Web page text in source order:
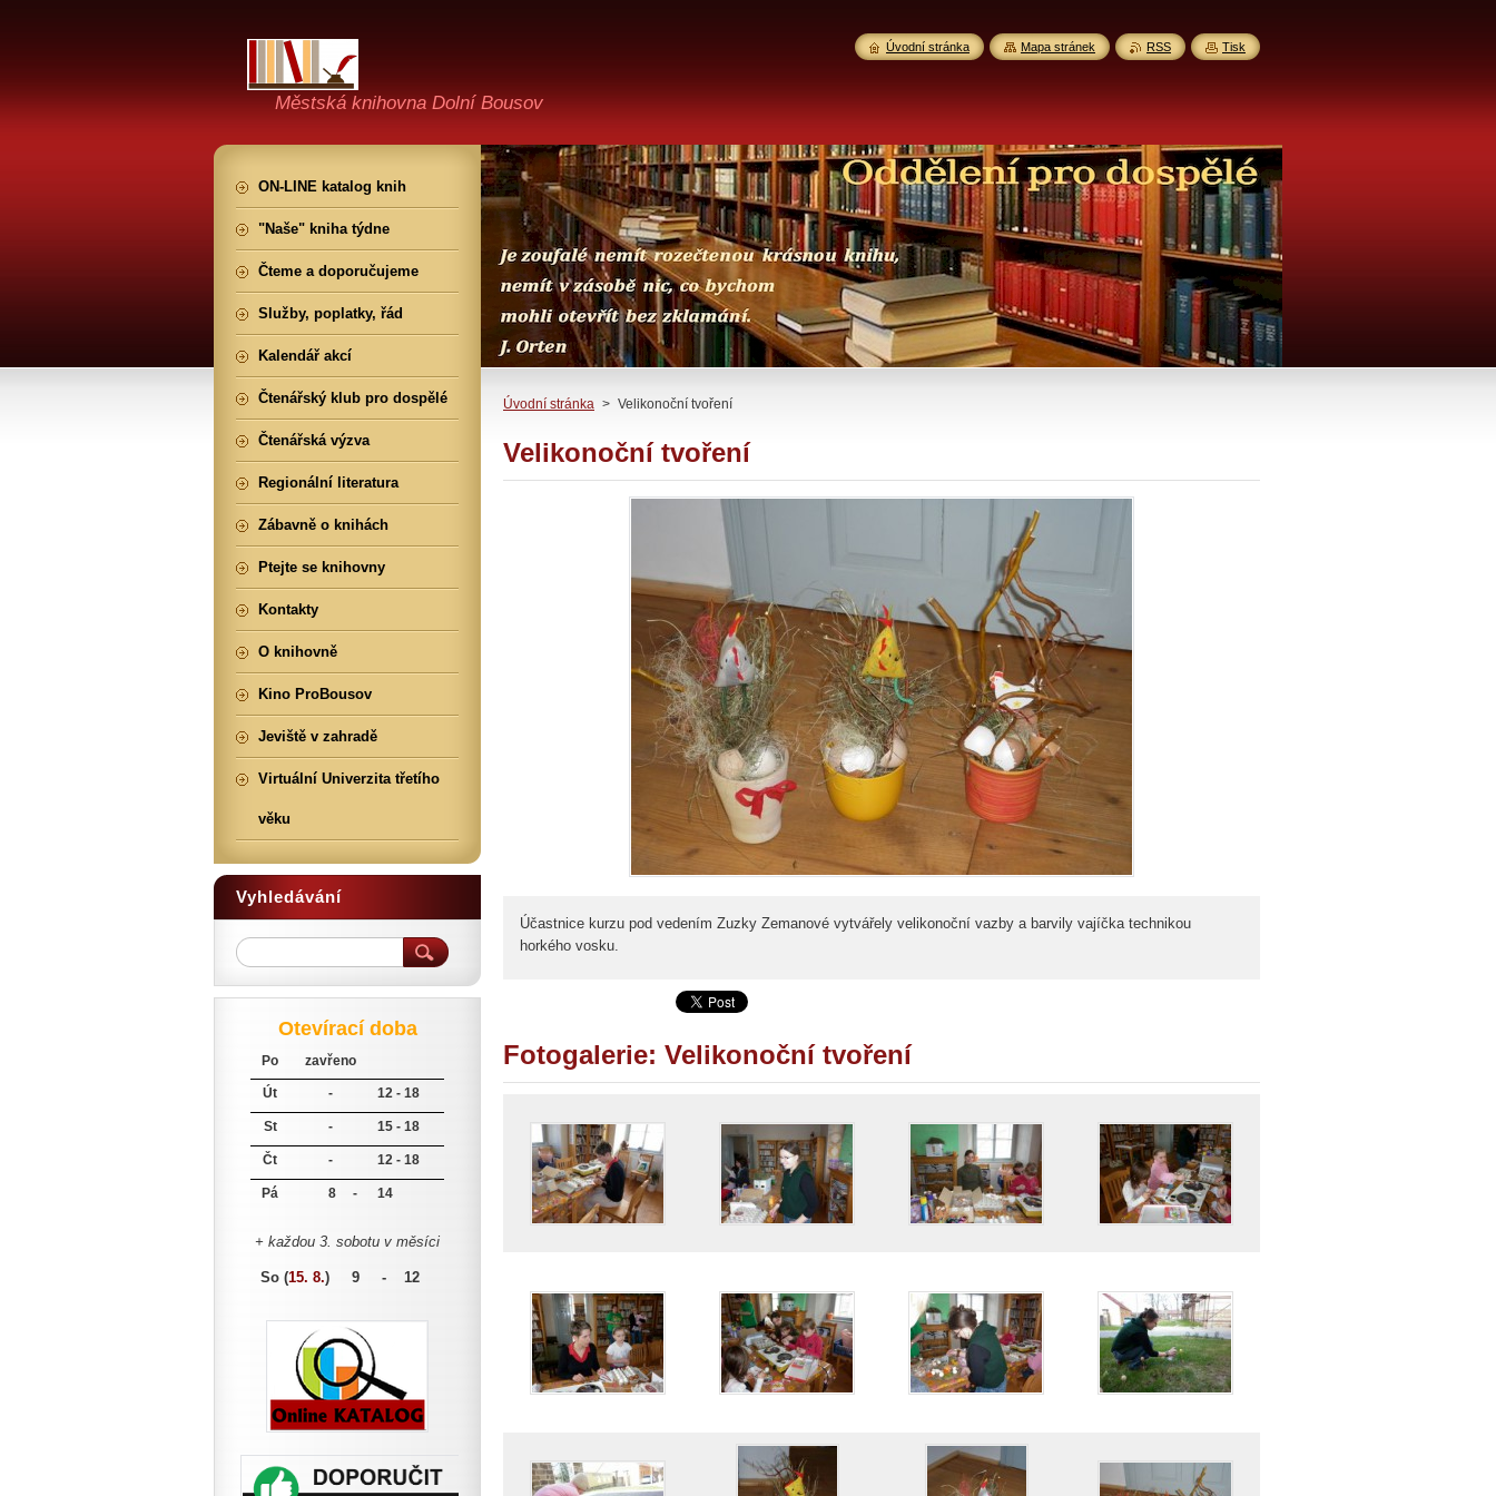
Městská knihovna Dolní Bousov
Úvodní stránka > Velikonoční tvoření
Velikonoční tvoření
Účastnice kurzu pod vedením Zuzky Zemanové vytvářely velikonoční vazby a barvily vajíčka technikou
horkého vosku.
Fotogalerie: Velikonoční tvoření
ON-LINE katalog knih
"Naše" kniha týdne
Čteme a doporučujeme
Služby, poplatky, řád
Kalendář akcí
Čtenářský klub pro dospělé
Čtenářská výzva
Regionální literatura
Zábavně o knihách
Ptejte se knihovny
Kontakty
O knihovně
Kino ProBousov
Jeviště v zahradě
Virtuální Univerzita třetího
věku
Vyhledávání
Otevírací doba
Po zavřeno
Út - 12 - 18
St - 15 - 18
Čt - 12 - 18
Pá 8 - 14
+ každou 3. sobotu v měsíci
So (15. 8.) 9 - 12
Úvodní stránka Mapa stránek RSS Tisk